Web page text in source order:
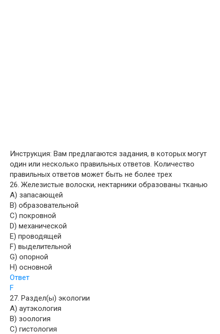
Инструкция: Вам предлагаются задания, в которых могут
один или несколько правильных ответов. Количество
правильных ответов может быть не более трех
26. Железистые волоски, нектарники образованы тканью
A) запасающей
B) образовательной
C) покровной
D) механической
E) проводящей
F) выделительной
G) опорной
H) основной
Ответ
F
27. Раздел(ы) экологии
A) аутэкология
B) зоология
C) гистология